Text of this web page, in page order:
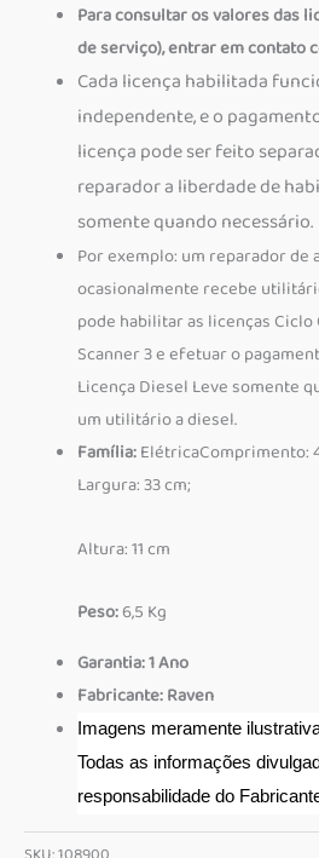
Para consultar os valores das
de serviço), entrar em contato
Cada licença habilitada
independente, e o
licença pode ser feito
reparador a liberdade de
somente quando necessário.
Por exemplo: um reparador de
ocasionalmente recebe
pode habilitar as licenças
Scanner 3 e efetuar o
Licença Diesel Leve somente
um utilitário a diesel.
Família:ElétricaComprimento:
Largura: 33 cm;
Altura: 11 cm
Peso:6,5 Kg
Garantia: 1 Ano
Fabricante: Raven
Imagens meramente
Todas as informações
responsabilidade do